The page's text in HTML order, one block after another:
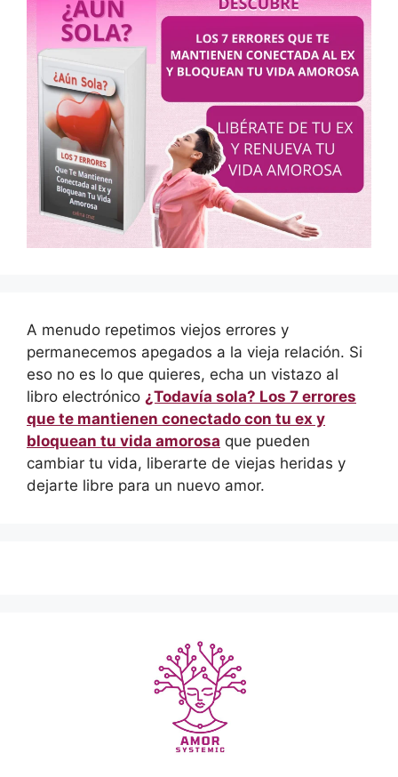
A menudo repetimos viejos errores y
permanecemos apegados a la vieja relación. Si
eso no es lo que quieres, echa un vistazo al
libro electrónico ¿Todavía sola? Los 7 errores
que te mantienen conectado con tu ex y
bloquean tu vida amorosa que pueden
cambiar tu vida, liberarte de viejas heridas y
dejarte libre para un nuevo amor.